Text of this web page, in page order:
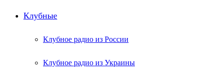
Клубные
Клубное радио из России
Клубное радио из Украины